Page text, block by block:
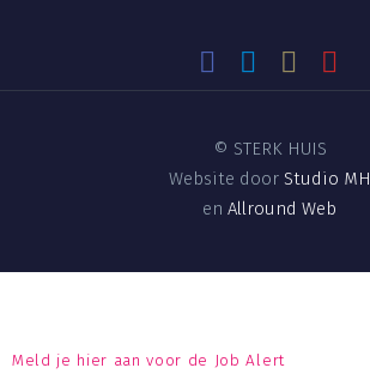
© STERK HUIS
Website door Studio MH
en Allround Web
Meld je hier aan voor de Job Alert